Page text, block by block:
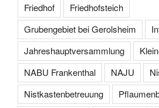
Friedhof
Friedhofsteich
Grubengebiet bei Gerolsheim
Jahreshauptversammlung
NABU Frankenthal
NAJU
Nistkastenbetreuung